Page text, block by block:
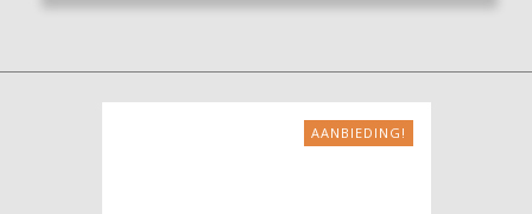
AANBIEDING!